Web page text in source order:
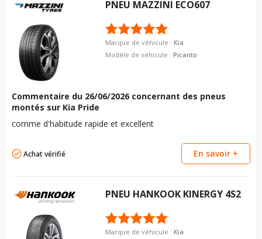
PNEU MAZZINI ECO607
Marque de véhicule : Kia
Modèle de véhicule : Picanto
Commentaire du 26/06/2026 concernant des pneus
montés sur Kia Pride
comme d'habitude rapide et excellent
Achat vérifié En savoir +
PNEU HANKOOK KINERGY 4S2
Marque de véhicule : Kia